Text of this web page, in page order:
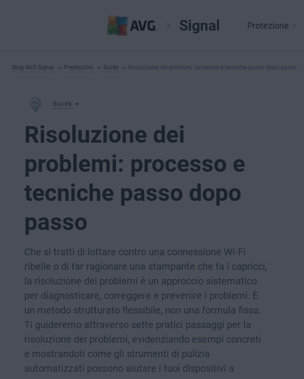
Signal Protezione
Blog AVG Signal Prestazioni Guide Risoluzione dei problemi: processo e tecniche passo dopo passo
Guide
Risoluzione dei
problemi: processo e
tecniche passo dopo
passo
Che si tratti di lottare contro una connessione Wi-Fi
ribelle o di far ragionare una stampante che fa i capricci,
la risoluzione dei problemi è un approccio sistematico
per diagnosticare, correggere e prevenire i problemi. È
un metodo strutturato flessibile, non una formula fissa.
Ti guideremo attraverso sette pratici passaggi per la
risoluzione dei problemi, evidenziando esempi concreti
e mostrandoti come gli strumenti di pulizia
automatizzati possono aiutare i tuoi dispositivi a